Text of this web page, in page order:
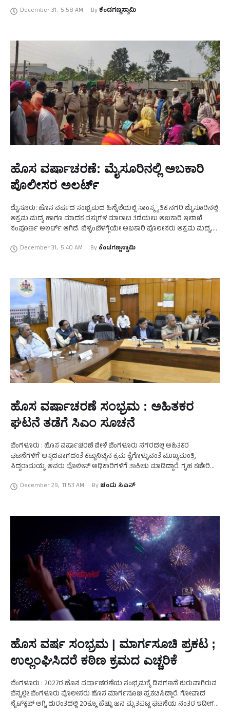
ತಾಣಗಳಿಗೆ ಪ್ರವಾಸಿಗರ ಪ್ರವೇಶಕ್ಕೆ …
December 31, 5:58 AM By ಕೆಂಡಗಣ್ಣಸ್ವಾಮಿ
ಹೊಸ ವರ್ಷಾಚರಣೆ: ಮೈಸೂರಿನಲ್ಲಿ ಅಬಕಾರಿ
ಪೊಲೀಸರ ಅಲರ್ಟ್
ಮೈಸೂರು: ಹೊಸ ವರ್ಷದ ಸಂಭ್ರಮದ ಹಿನ್ನೆಲೆಯಲ್ಲಿ ಸಾಂಸ್ಕೃತಿಕ ನಗರಿ ಮೈಸೂರಿನಲ್ಲಿ
ಅಕ್ರಮ ಮದ್ಯ ಹಾಗೂ ಮಾದಕ ವಸ್ತುಗಳ ಮಾರಾಟ ತಡೆಯಲು ಅಬಕಾರಿ ಇಲಾಖೆ
ಸಂಪೂರ್ಣ ಅಲರ್ಟ್ ಆಗಿದೆ. ಬೆಳ್ಳಂಬೆಳಗ್ಗೆಯೇ ಅಬಕಾರಿ ಪೊಲೀಸರು ಅಕ್ರಮ ಮದ್ಯ,
December 31, 5:40 AM By ಕೆಂಡಗಣ್ಣಸ್ವಾಮಿ
ಹೊಸ ವರ್ಷಾಚರಣೆ ಸಂಭ್ರಮ : ಅಹಿತಕರ
ಘಟನೆ ತಡೆಗೆ ಸಿಎಂ ಸೂಚನೆ
ಬೆಂಗಳೂರು : ಹೊಸ ವರ್ಷಾಚರಣೆ ವೇಳೆ ಬೆಂಗಳೂರು ನಗರದಲ್ಲಿ ಅಹಿತಕರ
ಘಟನೆಗಳಿಗೆ ಆಸ್ಪದವಾಗದಂತೆ ಕಟ್ಟುನಿಟ್ಟಿನ ಕ್ರಮ ಕೈಗೊಳ್ಳುವಂತೆ ಮುಖ್ಯಮಂತ್ರಿ
ಸಿದ್ದರಾಮಯ್ಯ ಅವರು ಪೊಲೀಸ್ ಅಧಿಕಾರಿಗಳಿಗೆ ತಾಕೀತು ಮಾಡಿದ್ದಾರೆ. ಗೃಹ ಕಚೇರಿ
December 29, 11:53 AM By ಚಂದು ಸಿಎನ್
ಹೊಸ ವರ್ಷ ಸಂಭ್ರಮ | ಮಾರ್ಗಸೂಚಿ ಪ್ರಕಟ ;
ಉಲ್ಲಂಘಿಸಿದರೆ ಕಠಿಣ ಕ್ರಮದ ಎಚ್ಚರಿಕೆ
ಬೆಂಗಳೂರು : 2027ರ ಹೊಸ ವರ್ಷಾಚರಣೆಯ ಸಂಭ್ರಮಕ್ಕೆ ದಿನಗಣನೆ ಶುರುವಾಗಿರುವ
ಬೆನ್ನಲ್ಲೇ ಬೆಂಗಳೂರು ಪೊಲೀಸರು ಹೊಸ ಮಾರ್ಗಸೂಚಿ ಪ್ರಕಟಿಸಿದ್ದಾರೆ. ಗೋವಾದ
ನೈಟ್‍ಕ್ಲಬ್ ಅಗ್ನಿ ದುರಂತದಲ್ಲಿ 20ಕ್ಕೂ ಹೆಚ್ಚು ಜನ ಮೃತಪಟ್ಟ ಘಟನೆಯ ನಂತರ ಇದೀಗ